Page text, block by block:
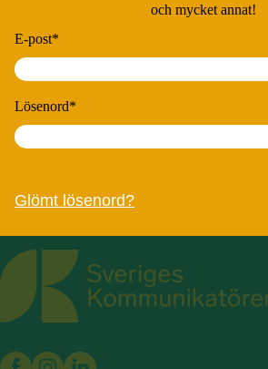
och mycket annat!
E-post*
Lösenord*
Glömt lösenord?
Sveriges Kommunikatörer